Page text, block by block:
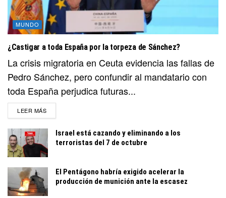
MUNDO
¿Castigar a toda España por la torpeza de Sánchez?
La crisis migratoria en Ceuta evidencia las fallas de
Pedro Sánchez, pero confundir al mandatario con
toda España perjudica futuras...
LEER MÁSDETAILS
Israel está cazando y eliminando a los
terroristas del 7 de octubre
El Pentágono habría exigido acelerar la
producción de munición ante la escasez